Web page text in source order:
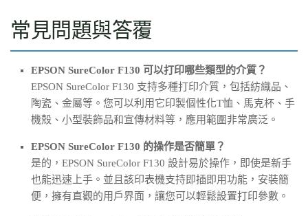
常見問題與答覆
EPSON SureColor F130 可以打印哪些類型的介質？
EPSON SureColor F130 支持多種打印介質，包括紡織品、
陶瓷、金屬等。您可以利用它印製個性化T恤、馬克杯、手
機殼、小型裝飾品和宣傳材料等，應用範圍非常廣泛。
EPSON SureColor F130 的操作是否簡單？
是的，EPSON SureColor F130 設計易於操作，即使是新手
也能迅速上手。並且該印表機支持即插即用功能，安裝簡
便，擁有直觀的用戶界面，讓您可以輕鬆設置打印參數。